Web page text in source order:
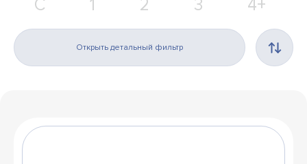
С 1 2 3 4+
Открыть детальный фильтр